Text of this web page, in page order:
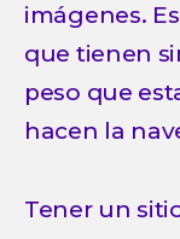
imágenes.
que tienen
peso que
hacen la
Tener un